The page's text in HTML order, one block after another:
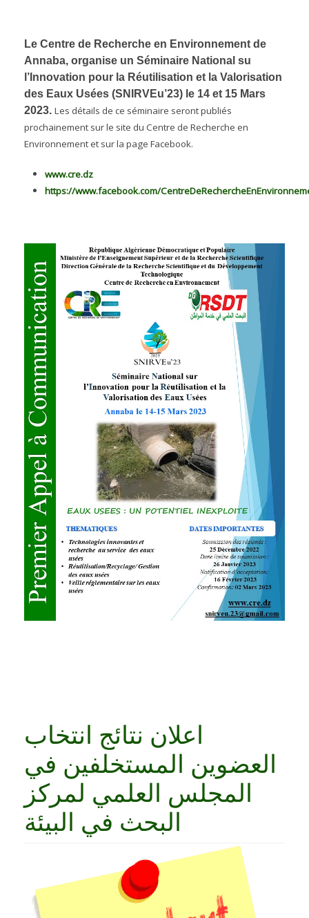
Le Centre de Recherche en Environnement de
Annaba, organise un Séminaire National su
l’Innovation pour la Réutilisation et la Valorisation
des Eaux Usées (SNIRVEu’23) le 14 et 15 Mars
2023. Les détails de ce séminaire seront publiés
prochainement sur le site du Centre de Recherche en
Environnement et sur la page Facebook.
www.cre.dz
https://www.facebook.com/
اعلان نتائج انتخاب
العضوين المستخلفين في
المجلس العلمي لمركز
البحث في البيئة